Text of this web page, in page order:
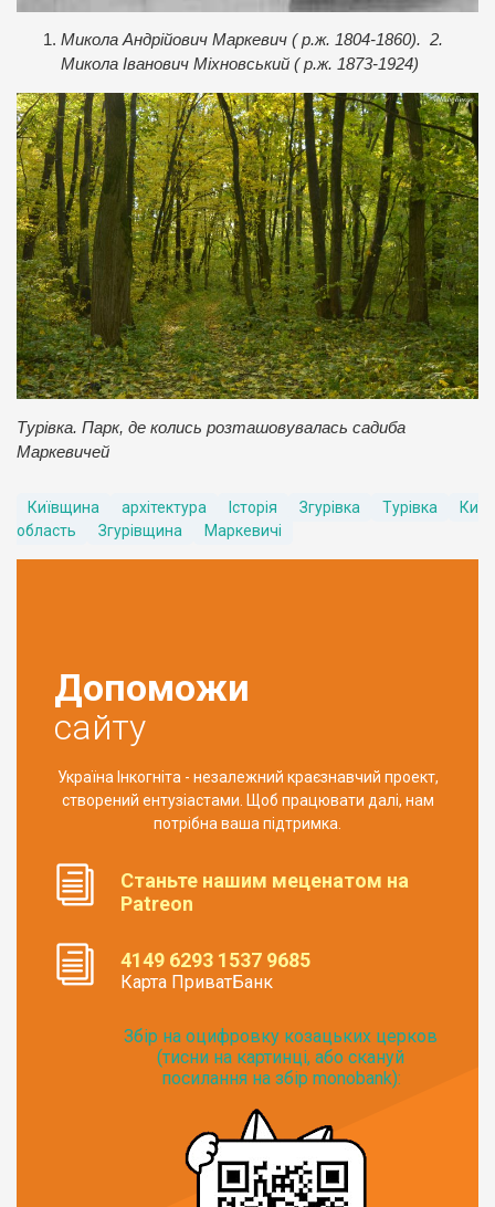
Микола Андрійович Маркевич ( р.ж. 1804-1860). 2.
Микола Іванович Міхновський ( р.ж. 1873-1924)
Турівка. Парк, де колись розташовувалась садиба
Маркевичей
Київщина архітектура Історія Згурівка Турівка
область
Згурівщина Маркевичі
Допоможи
сайту
Україна Інкогніта - незалежний краєзнавчий проект,
створений ентузіастами. Щоб працювати далі, нам
потрібна ваша підтримка.
Станьте нашим меценатом на
Patreon
4149 6293 1537 9685
Карта ПриватБанк
Збір на оцифровку козацьких церков
(тисни на картинці, або скануй
посилання на збір monobank):